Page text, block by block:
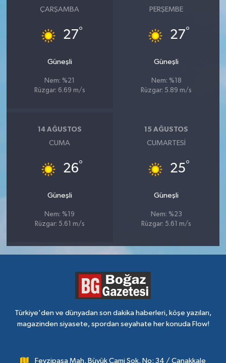
ÇARŞAMBA
27°
Güneşli
Nem: %21
Rüzgar: 6.69 m/s
PERŞEMBE
27°
Güneşli
Nem: %18
Rüzgar: 5.89 m/s
14 AĞUSTOS
CUMA
26°
Güneşli
Nem: %19
Rüzgar: 5.61 m/s
15 AĞUSTOS
CUMARTESI
25°
Güneşli
Nem: %23
Rüzgar: 5.61 m/s
Türkiye'den ve dünyadan son dakika haberleri, köşe yazıları,
magazinden siyasete, spordan seyahate her konuda Flow!
Fevzipaşa Mah. Büyük Cami Sok. No: 34 / Çanakkale